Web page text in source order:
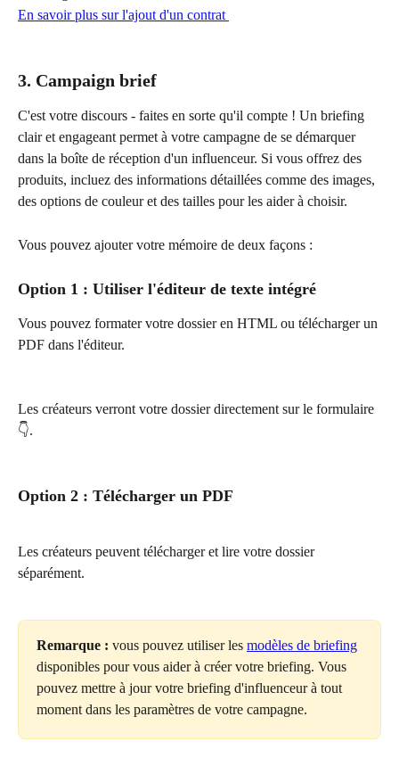
En savoir plus sur l'ajout d'un contrat
3. Campaign brief
C'est votre discours - faites en sorte qu'il compte ! Un briefing
clair et engageant permet à votre campagne de se démarquer
dans la boîte de réception d'un influenceur. Si vous offrez des
produits, incluez des informations détaillées comme des images,
des options de couleur et des tailles pour les aider à choisir.
Vous pouvez ajouter votre mémoire de deux façons :
Option 1 : Utiliser l'éditeur de texte intégré
Vous pouvez formater votre dossier en HTML ou télécharger un
PDF dans l'éditeur.
Les créateurs verront votre dossier directement sur le formulaire
👇.
Option 2 : Télécharger un PDF
Les créateurs peuvent télécharger et lire votre dossier
séparément.
Remarque : vous pouvez utiliser les modèles de briefing
disponibles pour vous aider à créer votre briefing. Vous
pouvez mettre à jour votre briefing d'influenceur à tout
moment dans les paramètres de votre campagne.